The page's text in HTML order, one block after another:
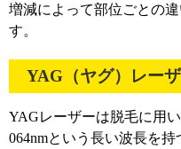
増減によって部位ごとの
す。
YAG（ヤグ）レー
YAGレーザーは脱毛に用
064nmという長い波長を